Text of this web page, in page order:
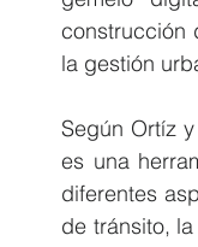
construcción
la gestión
Según Ortíz
es una
diferentes
de tránsito,